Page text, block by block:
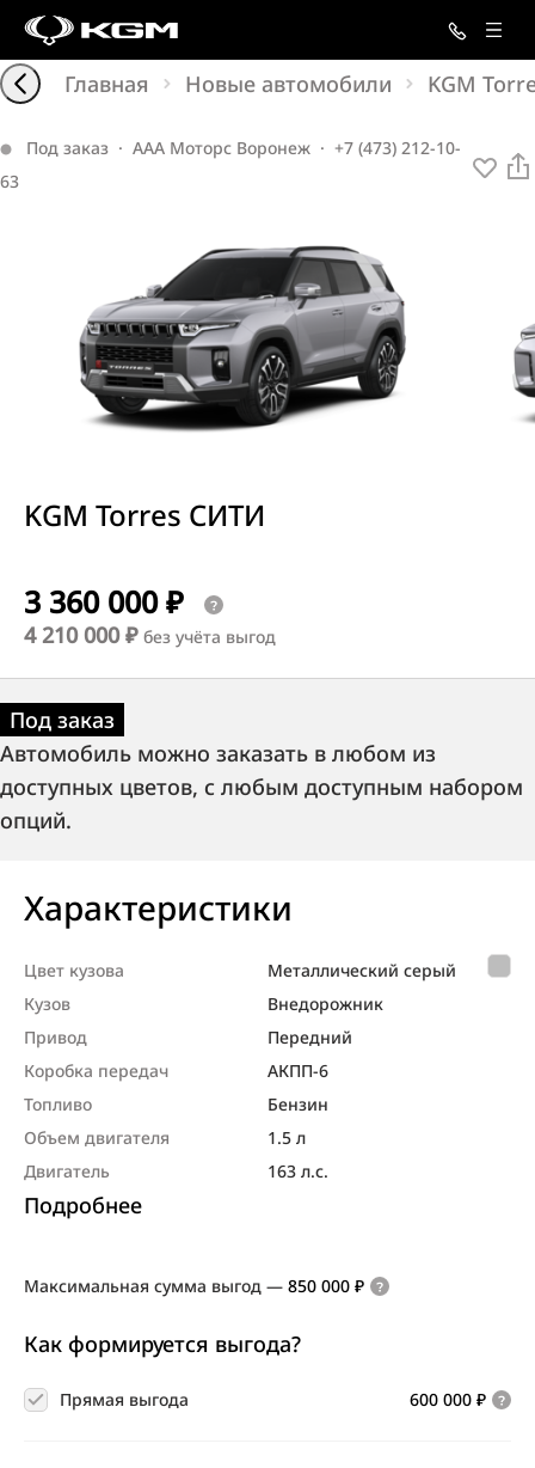
Главная Новые автомобили KGM
Под заказ · ААА Моторс Воронеж · +7 (473) 212-10-
63
KGM Torres СИТИ
3 360 000 ₽
4 210 000 ₽ без учёта выгод
Под заказ
Автомобиль можно заказать в любом из
доступных цветов, с любым доступным набором
опций.
Характеристики
Цвет кузова
Металлический серый
Кузов
Внедорож­ник
Привод
Передний
Коробка передач
АКПП-6
Топливо
Бензин
Объем двигателя
1.5 л
Двигатель
163 л.с.
Подробнее
Максимальная сумма выгод — 850 000 ₽
Как формируется выгода?
600 000 ₽
Прямая выгода